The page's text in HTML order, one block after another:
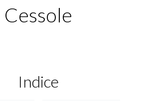
Cessole
Indice